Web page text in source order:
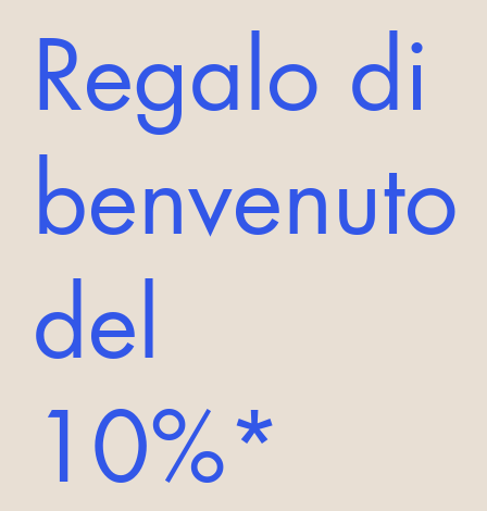
Regalo di
benvenuto
del
10%*